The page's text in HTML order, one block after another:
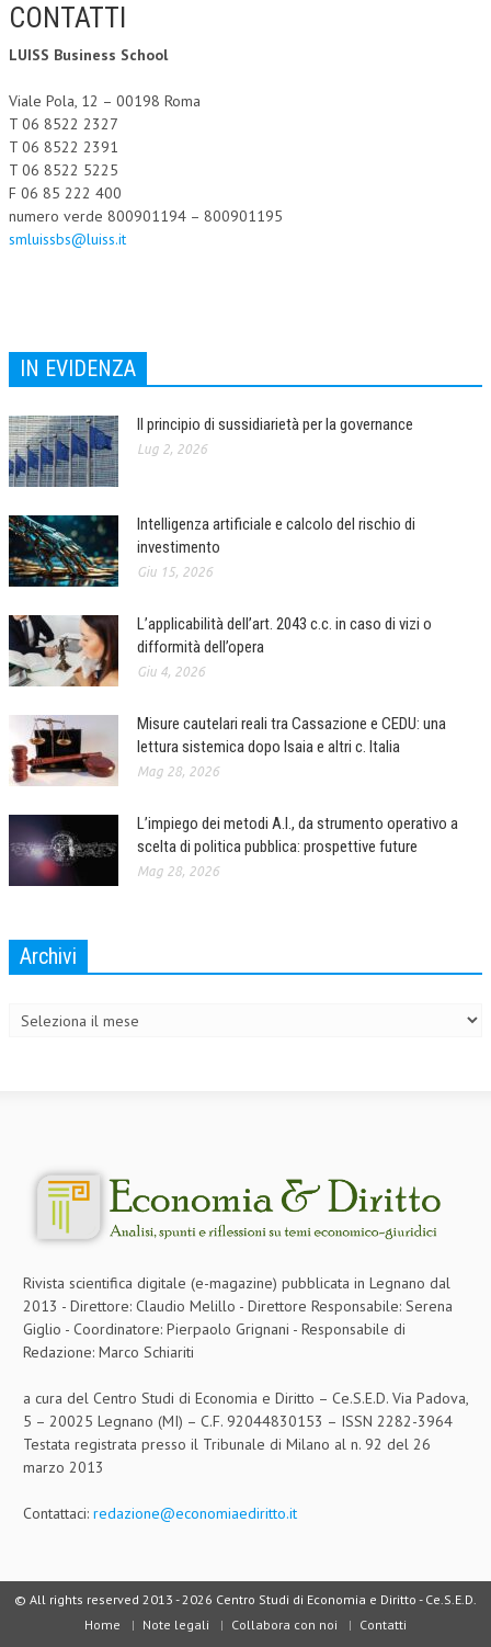
CONTATTI
LUISS Business School
Viale Pola, 12 – 00198 Roma
T 06 8522 2327
T 06 8522 2391
T 06 8522 5225
F 06 85 222 400
numero verde 800901194 – 800901195
smluissbs@luiss.it
IN EVIDENZA
Il principio di sussidiarietà per la governance
Lug 2, 2026
Intelligenza artificiale e calcolo del rischio di
investimento
Giu 15, 2026
L’applicabilità dell’art. 2043 c.c. in caso di vizi o
difformità dell’opera
Giu 4, 2026
Misure cautelari reali tra Cassazione e CEDU: una
lettura sistemica dopo Isaia e altri c. Italia
Mag 28, 2026
L’impiego dei metodi A.I., da strumento operativo a
scelta di politica pubblica: prospettive future
Mag 28, 2026
Archivi
Rivista scientifica digitale (e-magazine) pubblicata in Legnano dal
2013 - Direttore: Claudio Melillo - Direttore Responsabile: Serena
Giglio - Coordinatore: Pierpaolo Grignani - Responsabile di
Redazione: Marco Schiariti
a cura del Centro Studi di Economia e Diritto – Ce.S.E.D. Via Padova,
5 – 20025 Legnano (MI) – C.F. 92044830153 – ISSN 2282-3964
Testata registrata presso il Tribunale di Milano al n. 92 del 26
marzo 2013
Contattaci: redazione@economiaediritto.it
© All rights reserved 2013 - 2026 Centro Studi di Economia e Diritto - Ce.S.E.D.
Home
Note legali Collabora con noi Contatti